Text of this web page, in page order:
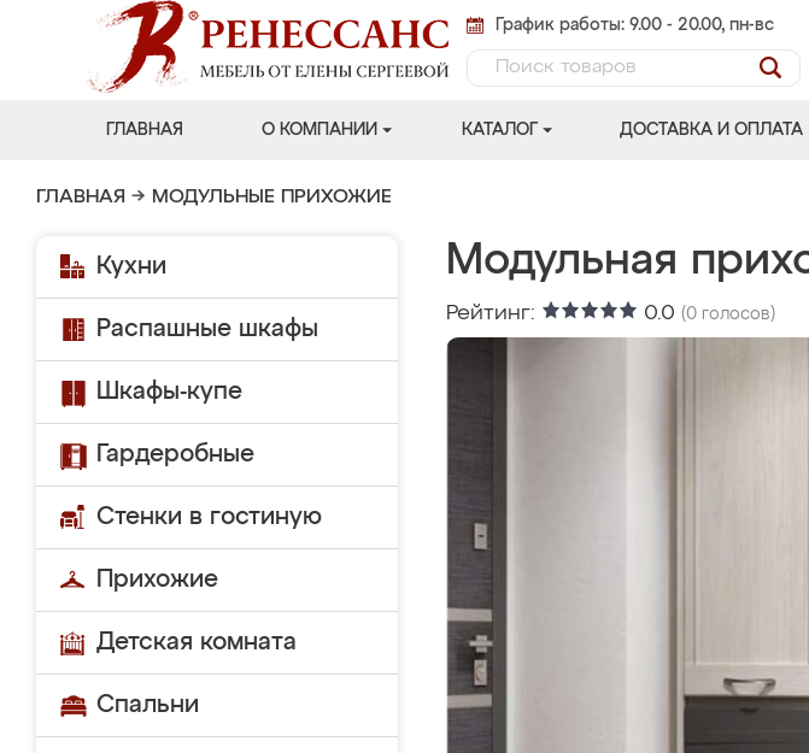
График работы: 9.00 - 20.00, пн-вс
ГЛАВНАЯ О КОМПАНИИ КАТАЛОГ ДОСТАВКА И ОПЛАТА
ГЛАВНАЯ → МОДУЛЬНЫЕ ПРИХОЖИЕ
Кухни
Распашные шкафы
Шкафы-купе
Гардеробные
Стенки в гостиную
Прихожие
Детская комната
Спальни
Модульная
Рейтинг: 0.0 (0 голосов)